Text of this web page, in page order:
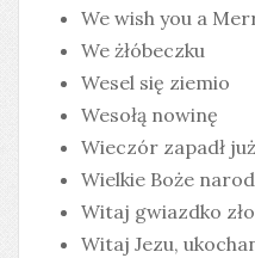
We wish you a
We żłóbeczku
Wesel się ziemio
Wesołą nowinę
Wieczór zapadł już
Wielkie Boże
Witaj gwiazdko
Witaj Jezu,